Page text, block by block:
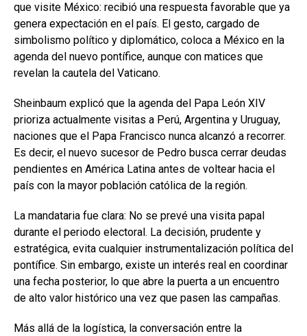
que visite México: recibió una respuesta favorable que ya
genera expectación en el país. El gesto, cargado de
simbolismo político y diplomático, coloca a México en la
agenda del nuevo pontífice, aunque con matices que
revelan la cautela del Vaticano.
Sheinbaum explicó que la agenda del Papa León XIV
prioriza actualmente visitas a Perú, Argentina y Uruguay,
naciones que el Papa Francisco nunca alcanzó a recorrer.
Es decir, el nuevo sucesor de Pedro busca cerrar deudas
pendientes en América Latina antes de voltear hacia el
país con la mayor población católica de la región.
La mandataria fue clara: No se prevé una visita papal
durante el periodo electoral. La decisión, prudente y
estratégica, evita cualquier instrumentalización política del
pontífice. Sin embargo, existe un interés real en coordinar
una fecha posterior, lo que abre la puerta a un encuentro
de alto valor histórico una vez que pasen las campañas.
Más allá de la logística, la conversación entre la